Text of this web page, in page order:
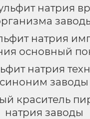
натрия
натрия
основный
натрия
синоним заводы
краситель
натрия заводы